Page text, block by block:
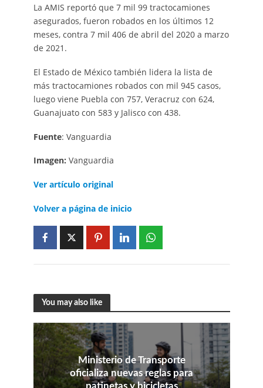
La AMIS reportó que 7 mil 99 tractocamiones
asegurados, fueron robados en los últimos 12
meses, contra 7 mil 406 de abril del 2020 a marzo
de 2021.
El Estado de México también lidera la lista de
más tractocamiones robados con mil 945 casos,
luego viene Puebla con 757, Veracruz con 624,
Guanajuato con 583 y Jalisco con 438.
Fuente: Vanguardia
Imagen: Vanguardia
Ver artículo original
Volver a página de inicio
You may also like
Ministerio de Transporte
oficializa nuevas reglas para